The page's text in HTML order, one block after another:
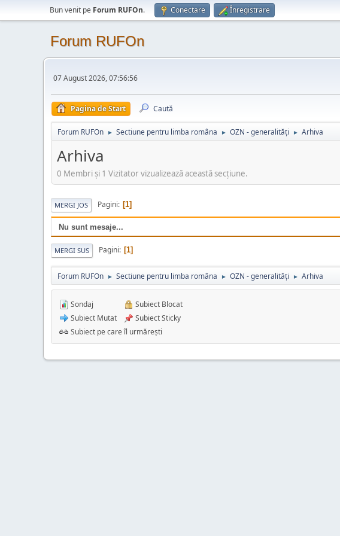
Bun venit pe Forum RUFOn. Conectare Înregistrare
Forum RUFOn
07 August 2026, 07:56:56
Pagina de Start Caută
Forum RUFOn ► Sectiune pentru limba româna ► OZN - generalități ► Arhiva
Arhiva
0 Membri şi 1 Vizitator vizualizează această secțiune.
MERGI JOS Pagini 1
Nu sunt mesaje...
MERGI SUS Pagini 1
Forum RUFOn ► Sectiune pentru limba româna ► OZN - generalități ► Arhiva
Sondaj
Subiect Mutat
Subiect Blocat
Subiect Sticky
Subiect pe care îl urmărești